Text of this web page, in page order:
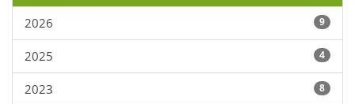
2026 9
2025 4
2023 8